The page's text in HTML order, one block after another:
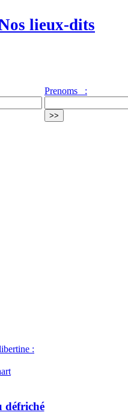
lieux-dits
Prenoms :
:
défriché